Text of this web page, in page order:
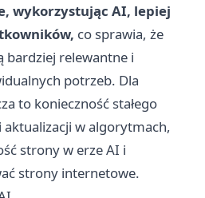
wykorzystując AI, lepiej
co sprawia, że
bardziej relewantne i
potrzeb. Dla
to konieczność stałego
w algorytmach,
strony w erze AI i
strony internetowe.